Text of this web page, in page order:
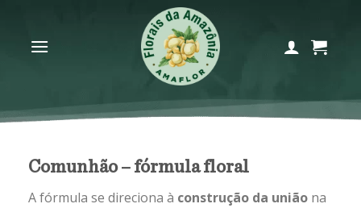
content
Comunhão – fórmula floral
A fórmula se direciona à construção da união na